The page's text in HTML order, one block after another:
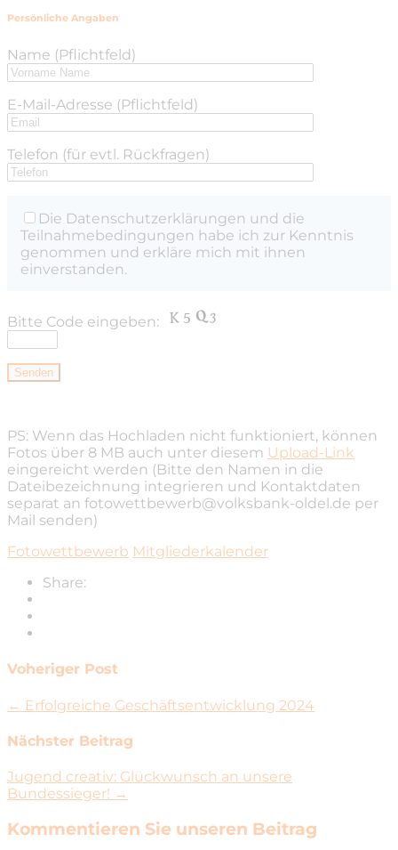
Persönliche Angaben
Name (Pflichtfeld)
E-Mail-Adresse (Pflichtfeld)
Telefon (für evtl. Rückfragen)
Die Datenschutzerklärungen und die
Teilnahmebedingungen habe ich zur Kenntnis
genommen und erkläre mich mit ihnen
einverstanden.
Bitte Code eingeben:
PS: Wenn das Hochladen nicht funktioniert, können
Fotos über 8 MB auch unter diesem Upload-Link
eingereicht werden (Bitte den Namen in die
Dateibezeichnung integrieren und Kontaktdaten
separat an fotowettbewerb@volksbank-oldel.de per
Mail senden)
Fotowettbewerb Mitgliederkalender
Share:
Voheriger Post
← Erfolgreiche Geschäftsentwicklung 2024
Nächster Beitrag
Jugend creativ: Glückwunsch an unsere
Bundessieger! →
Kommentieren Sie unseren Beitrag